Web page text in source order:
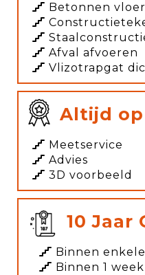
Betonnen vloer
Afval afvoeren
Vlizotrapgat
Altijd
Meetservice
Advies
3D voorbeeld
10 Jaar
Binnen
Binnen 1